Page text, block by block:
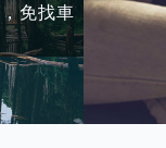
免找車